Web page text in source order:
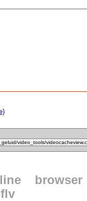
browser
flv